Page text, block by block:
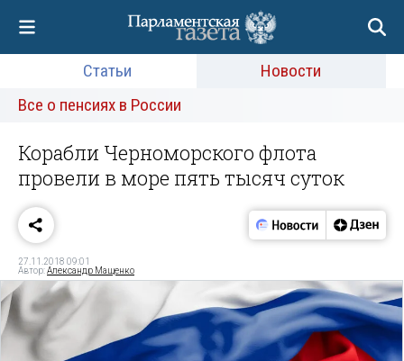
Статьи
Новости
Все о пенсиях в России
Корабли Черноморского флота
провели в море пять тысяч суток
27.11.2018 09:01
Автор:Александр Мащенко